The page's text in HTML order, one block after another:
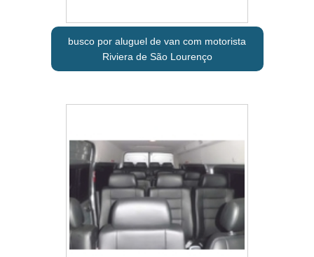
busco por aluguel de van com motorista
Riviera de São Lourenço